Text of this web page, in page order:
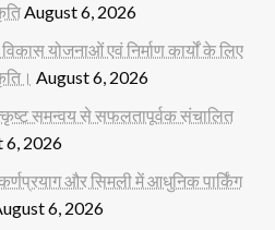
August 6, 2026
योजनाओं एवं निर्माण कार्यों के लिए
August 6, 2026
समन्वय से सफलतापूर्वक संचालित
6, 2026
और सिमली में आधुनिक पार्किंग
6, 2026